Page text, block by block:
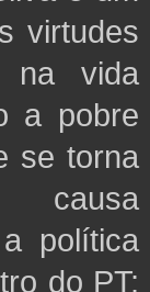
virtudes
na vida
a pobre
se torna
causa
política
do PT;